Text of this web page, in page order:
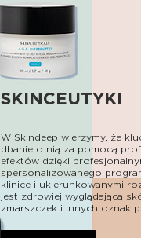
SKINCEUTYKI
W Skindeep wierzymy, że
dbanie o nią za pomocą
efektów dzięki
spersonalizowanego
klinice i ukierunkowanymi
jest zdrowiej wyglądająca
zmarszczek i innych oznak